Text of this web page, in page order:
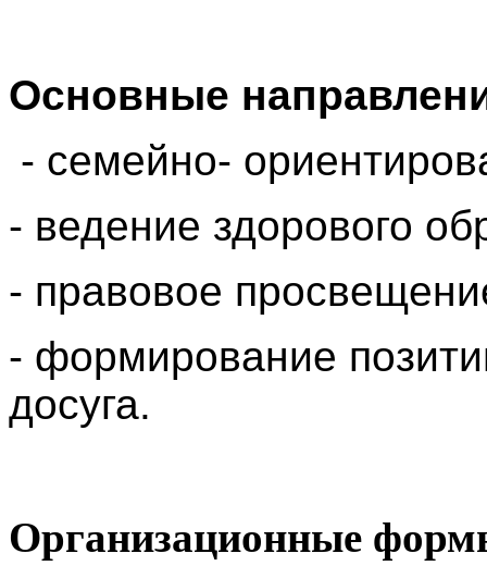
Основные
- семейно-
- ведение здорового
- правовое
- формирование
досуга.
Организационные